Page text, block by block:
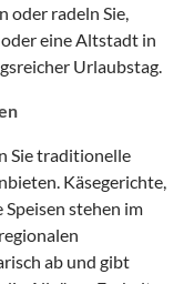
oder radeln Sie,
oder eine Altstadt in
Urlaubstag.
Sie traditionelle
Käsegerichte,
stehen im
ab und gibt